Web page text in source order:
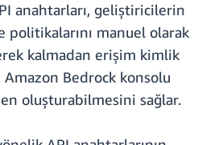
anahtarları, geliştiricilerin
politikalarını manuel olarak
kalmadan erişim kimlik
Bedrock konsolu
oluşturabilmesini sağlar.